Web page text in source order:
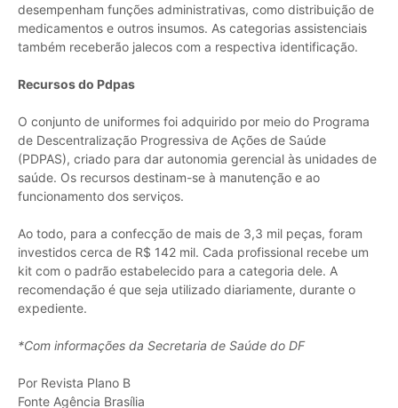
desempenham funções administrativas, como distribuição de
medicamentos e outros insumos. As categorias assistenciais
também receberão jalecos com a respectiva identificação.
Recursos do Pdpas
O conjunto de uniformes foi adquirido por meio do Programa
de Descentralização Progressiva de Ações de Saúde
(PDPAS), criado para dar autonomia gerencial às unidades de
saúde. Os recursos destinam-se à manutenção e ao
funcionamento dos serviços.
Ao todo, para a confecção de mais de 3,3 mil peças, foram
investidos cerca de R$ 142 mil. Cada profissional recebe um
kit com o padrão estabelecido para a categoria dele. A
recomendação é que seja utilizado diariamente, durante o
expediente.
*Com informações da Secretaria de Saúde do DF
Por Revista Plano B
Fonte Agência Brasília